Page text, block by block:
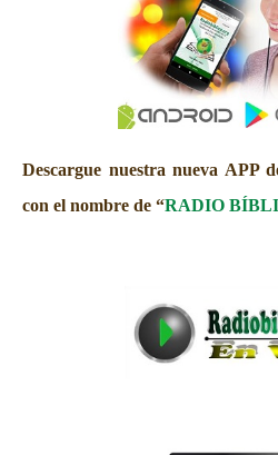
Descargue nuestra nueva APP
con el nombre de “RADIO